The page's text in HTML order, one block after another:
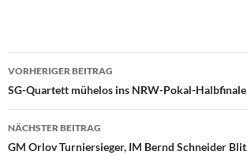
Beitragsnavigation
VORHERIGER BEITRAG
SG-Quartett mühelos ins NRW-Pokal-Halbfinale
NÄCHSTER BEITRAG
GM Orlov Turniersieger, IM Bernd Schneider